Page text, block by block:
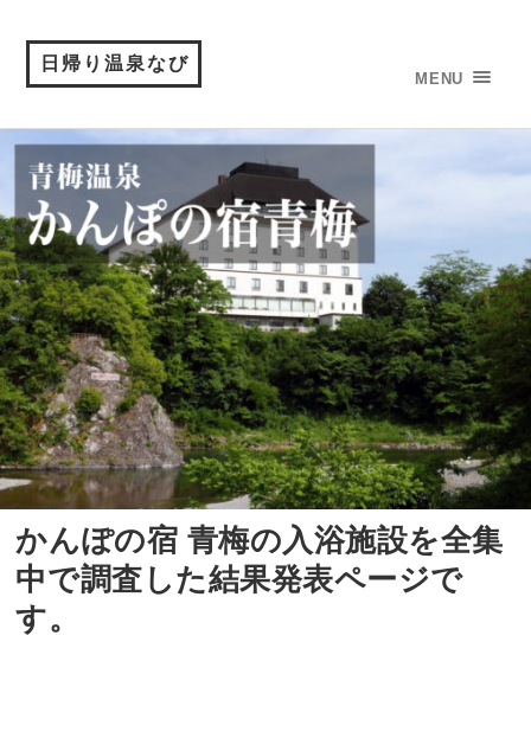
日帰り温泉なび
MENU
かんぽの宿 青梅の入浴施設を全集
中で調査した結果発表ページで
す。